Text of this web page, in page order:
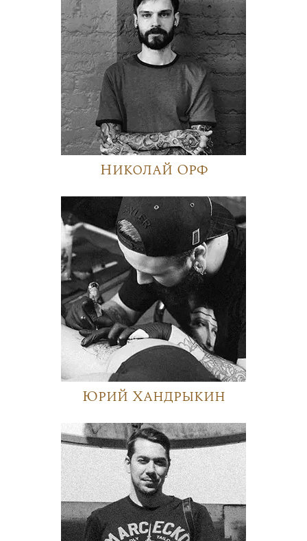
Николай Орф
Юрий Хандрыкин